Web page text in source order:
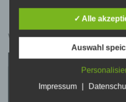
WIR SIND DA … FÜR SONSBECK
Wir verwenden in dieser
unter anderem die folgenden
Personenbezogene
oder identifizierbare
✓ Alle
Auswahl
Impressum